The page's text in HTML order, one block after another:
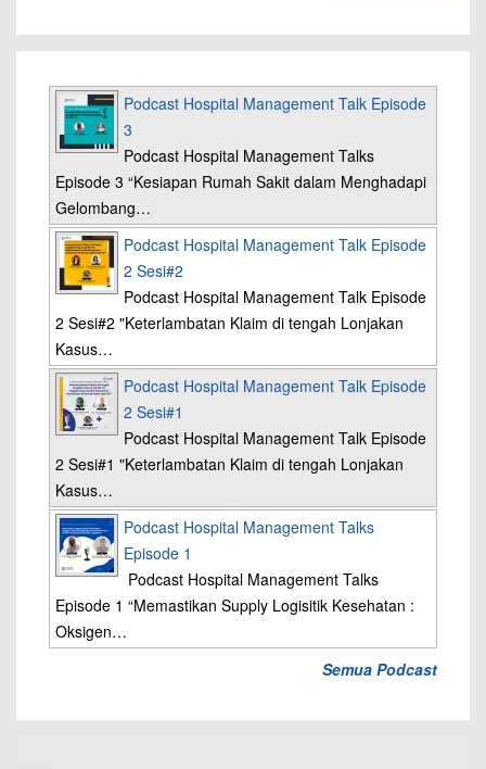
Podcast Hospital Management Talk Episode
3
Podcast Hospital Management Talks
Episode 3 “Kesiapan Rumah Sakit dalam Menghadapi
Gelombang…
Podcast Hospital Management Talk Episode
2 Sesi#2
Podcast Hospital Management Talk Episode
2 Sesi#2 "Keterlambatan Klaim di tengah Lonjakan
Kasus…
Podcast Hospital Management Talk Episode
2 Sesi#1
Podcast Hospital Management Talk Episode
2 Sesi#1 "Keterlambatan Klaim di tengah Lonjakan
Kasus…
Podcast Hospital Management Talks
Episode 1
Podcast Hospital Management Talks
Episode 1 “Memastikan Supply Logisitik Kesehatan :
Oksigen…
Semua Podcast